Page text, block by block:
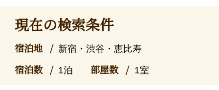
現在の検索条件
宿泊地 新宿・渋谷・恵比寿
宿泊数 1泊 部屋数 1室